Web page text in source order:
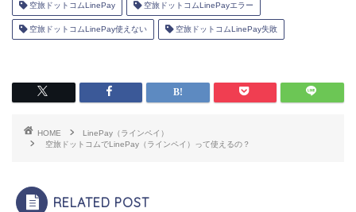
空旅ドットコムLinePay 空旅ドットコムLinePayエラー
空旅ドットコムLinePay使えない 空旅ドットコムLinePay失敗
HOME
LinePay（ラインペイ）
空旅ドットコムでLinePay（ラインペイ）って使えるの？
RELATED POST